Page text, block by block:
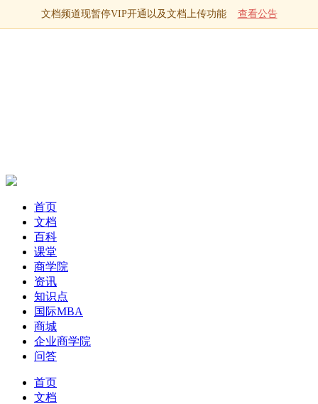
文档频道现暂停VIP开通以及文档上传功能 查看公告
首页
文档
百科
课堂
商学院
资讯
知识点
国际MBA
商城
企业商学院
问答
首页
文档